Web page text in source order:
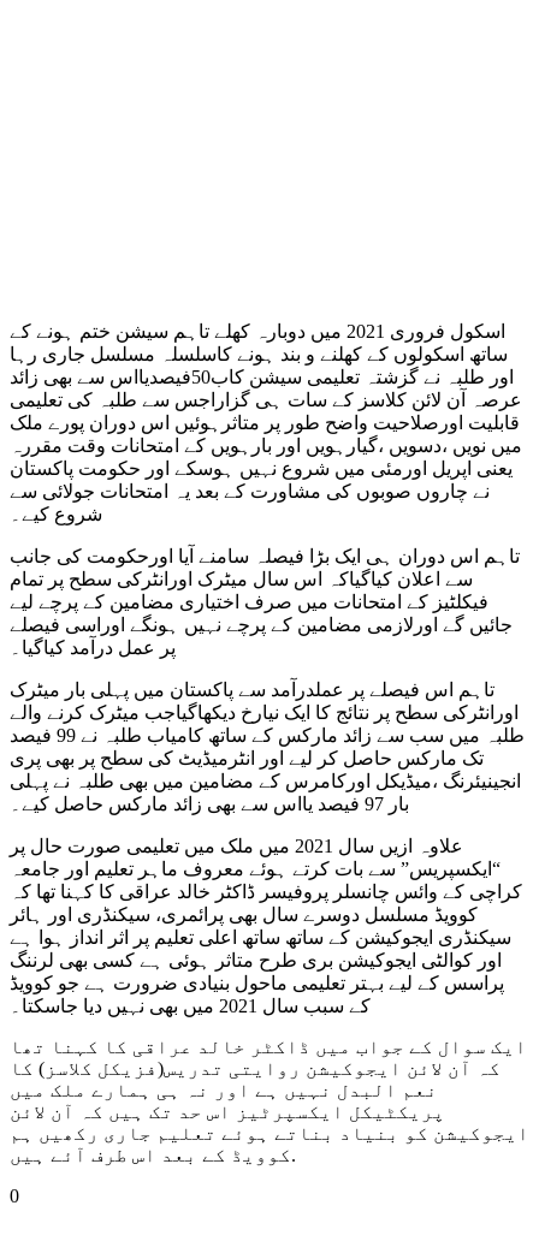
اسکول فروری 2021 میں دوبارہ کھلے تاہم سیشن ختم ہونے کے
ساتھ اسکولوں کے کھلنے و بند ہونے کاسلسلہ مسلسل جاری رہا
اور طلبہ نے گزشتہ تعلیمی سیشن کاب50فیصدیااس سے بھی زائد
عرصہ آن لائن کلاسز کے سات ہی گزاراجس سے طلبہ کی تعلیمی
قابلیت اورصلاحیت واضح طور پر متاثرہوئیں اس دوران پورے ملک
میں نویں ،دسویں ،گیارہویں اور بارہویں کے امتحانات وقت مقررہ
یعنی اپریل اورمئی میں شروع نہیں ہوسکے اور حکومت پاکستان
نے چاروں صوبوں کی مشاورت کے بعد یہ امتحانات جولائی سے
شروع کیے۔
تاہم اس دوران ہی ایک بڑا فیصلہ سامنے آیا اورحکومت کی جانب
سے اعلان کیاگیاکہ اس سال میٹرک اورانٹرکی سطح پر تمام
فیکلٹیز کے امتحانات میں صرف اختیاری مضامین کے پرچے لیے
جائیں گے اورلازمی مضامین کے پرچے نہیں ہونگے اوراسی فیصلے
پر عمل درآمد کیاگیا۔
تاہم اس فیصلے پر عملدرآمد سے پاکستان میں پہلی بار میٹرک
اورانٹرکی سطح پر نتائج کا ایک نیارخ دیکھاگیاجب میٹرک کرنے والے
طلبہ میں سب سے زائد مارکس کے ساتھ کامیاب طلبہ نے 99 فیصد
تک مارکس حاصل کر لیے اور انٹرمیڈیٹ کی سطح پر بھی پری
انجینیئرنگ ،میڈیکل اورکامرس کے مضامین میں بھی طلبہ نے پہلی
بار 97 فیصد یااس سے بھی زائد مارکس حاصل کیے۔
علاوہ ازیں سال 2021 میں ملک میں تعلیمی صورت حال پر
“ایکسپریس” سے بات کرتے ہوئے معروف ماہر تعلیم اور جامعہ
کراچی کے وائس چانسلر پروفیسر ڈاکٹر خالد عراقی کا کہنا تھا کہ
کوویڈ مسلسل دوسرے سال بھی پرائمری، سیکنڈری اور ہائر
سیکنڈری ایجوکیشن کے ساتھ ساتھ اعلی تعلیم پر اثر انداز ہوا ہے
اور کوالٹی ایجوکیشن بری طرح متاثر ہوئی ہے کسی بھی لرننگ
پراسس کے لیے بہتر تعلیمی ماحول بنیادی ضرورت ہے جو کوویڈ
کے سبب سال 2021 میں بھی نہیں دیا جاسکتا۔
ایک سوال کے جواب میں ڈاکٹر خالد عراقی کا کہنا تھا
کہ آن لائن ایجوکیشن روایتی تدریس(فزیکل کلاسز) کا
نعم البدل نہیں ہے اور نہ ہی ہمارے ملک میں
پریکٹیکل ایکسپرٹیز اس حد تک ہیں کہ آن لائن
ایجوکیشن کو بنیاد بناتے ہوئے تعلیم جاری رکھیں ہم
کوویڈ کے بعد اس طرف آئے ہیں.
0